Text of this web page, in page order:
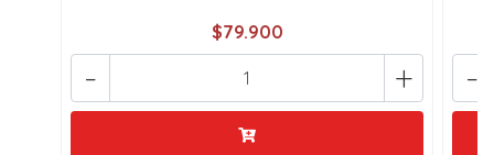
$79.900
+
- -